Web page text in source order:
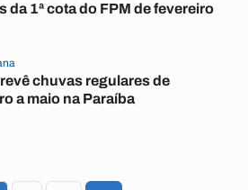
da 1ª cota do FPM de fevereiro
chuvas regulares de
a maio na Paraíba